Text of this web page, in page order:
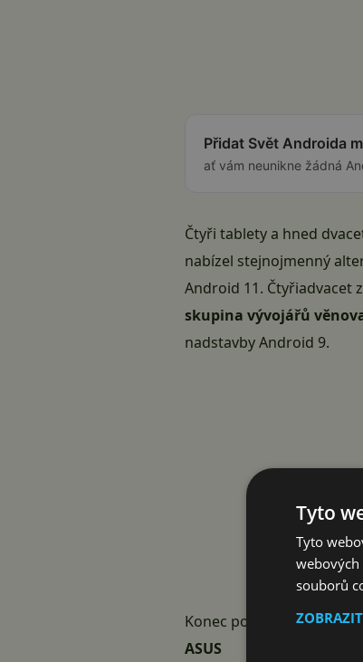
Přidat Svět Androida
ať vám neunikne žádná
Čtyři tablety a hned
nabízel stejnojmenný
Android 11. Čtyřiadvacet
skupina vývojářů
nadstavby Android 9.
Konec podpory
ASUS
Tyto
Tyto
webových
souborů